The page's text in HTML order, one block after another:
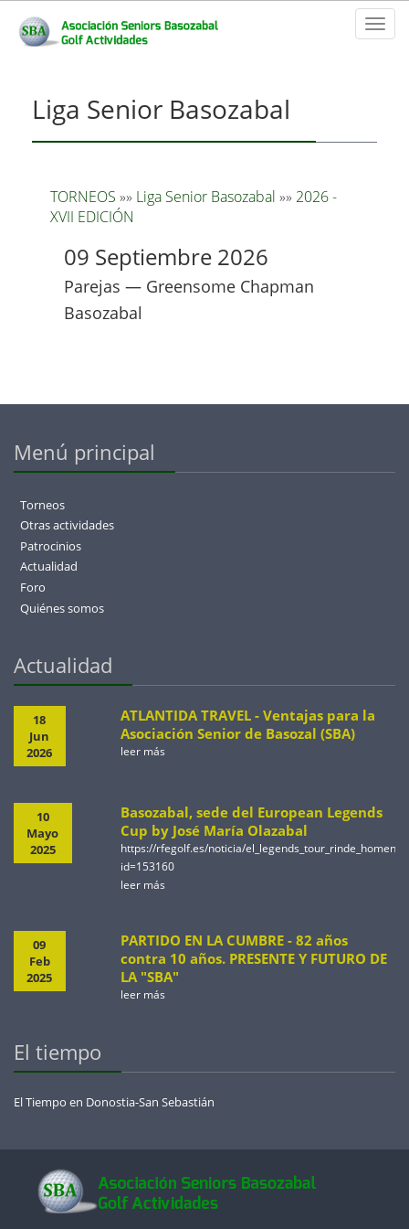
Toggle
Liga Senior Basozabal
TORNEOS »» Liga Senior Basozabal »» 2026 -
XVII EDICIÓN
09 Septiembre 2026
Parejas — Greensome Chapman
Basozabal
Menú principal
Torneos
Otras actividades
Patrocinios
Actualidad
Foro
Quiénes somos
Actualidad
18
Jun
2026
ATLANTIDA TRAVEL - Ventajas para la
Asociación Senior de Basozal (SBA)
leer más
10
Mayo
2025
Basozabal, sede del European Legends
Cup by José María Olazabal
https://rfegolf.es/noticia/
id=153160
leer más
09
Feb
2025
PARTIDO EN LA CUMBRE - 82 años
contra 10 años. PRESENTE Y FUTURO DE
LA "SBA"
leer más
El tiempo
El Tiempo en Donostia-San Sebastián